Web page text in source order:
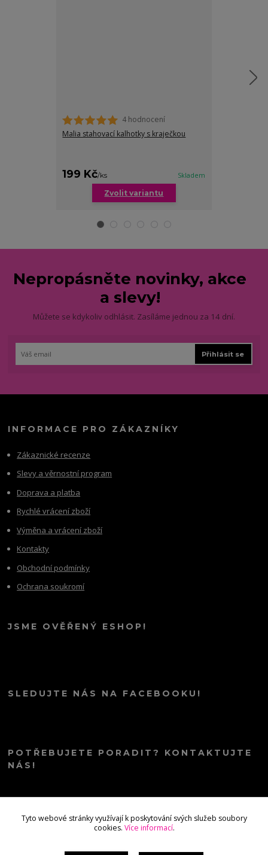
4 hodnocení
Malia stahovací kalhotky s kraječkou
199 Kč/ks Skladem
Zvolit variantu
Nepropásněte novinky, akce
a slevy!
Můžete se kdykoliv odhlásit. Zasíláme jednou za 14 dní.
Přihlásit se
INFORMACE PRO ZÁKAZNÍKY
Zákaznické recenze
Slevy a věrnostní program
Doprava a platba
Rychlé vrácení zboží
Výměna a vrácení zboží
Kontakty
Obchodní podmínky
Ochrana soukromí
JSME OVĚŘENÝ ESHOP!
SLEDUJTE NÁS NA FACEBOOKU!
POTŘEBUJETE PORADIT? KONTAKTUJTE
NÁS!
Tyto webové stránky využívají k poskytování svých služeb soubory
cookies. Více informací.